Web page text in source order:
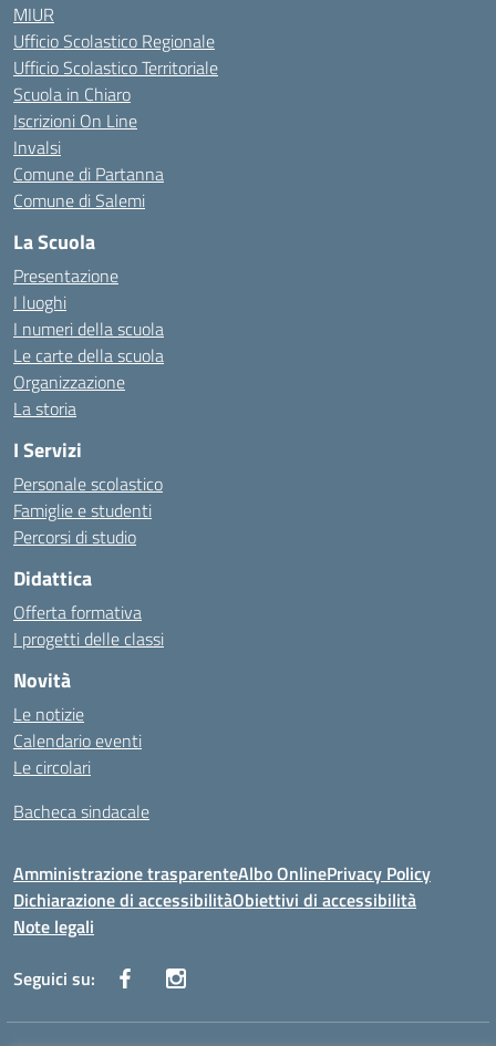
MIUR
Ufficio Scolastico Regionale
Ufficio Scolastico Territoriale
Scuola in Chiaro
Iscrizioni On Line
Invalsi
Comune di Partanna
Comune di Salemi
La Scuola
Presentazione
I luoghi
I numeri della scuola
Le carte della scuola
Organizzazione
La storia
I Servizi
Personale scolastico
Famiglie e studenti
Percorsi di studio
Didattica
Offerta formativa
I progetti delle classi
Novità
Le notizie
Calendario eventi
Le circolari
Bacheca sindacale
Amministrazione trasparenteAlbo OnlinePrivacy Policy
Dichiarazione di accessibilitàObiettivi di accessibilità
Note legali
Seguici su: